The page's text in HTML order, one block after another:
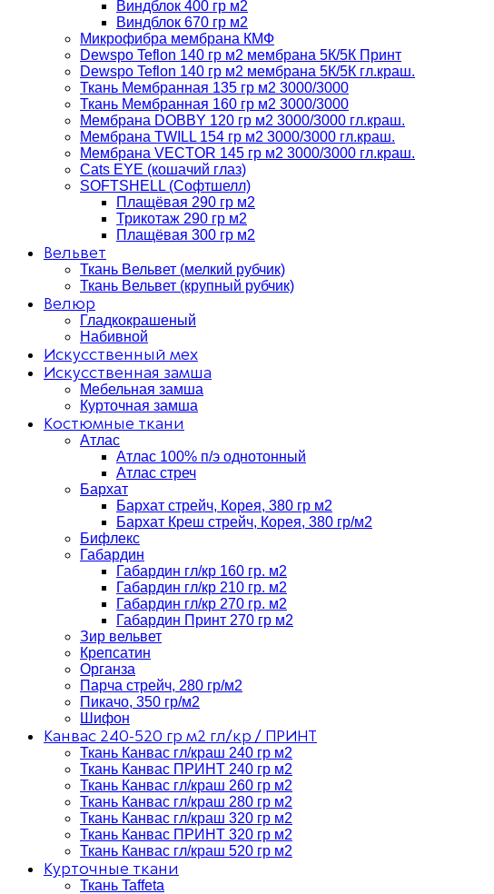
Виндблок 400 гр м2
Виндблок 670 гр м2
Микрофибра мембрана КМФ
Dewspo Teflon 140 гр м2 мембрана 5К/5К Принт
Dewspo Teflon 140 гр м2 мембрана 5К/5К гл.краш.
Ткань Мембранная 135 гр м2 3000/3000
Ткань Мембранная 160 гр м2 3000/3000
Мембрана DOBBY 120 гр м2 3000/3000 гл.краш.
Мембрана TWILL 154 гр м2 3000/3000 гл.краш.
Мембрана VECTOR 145 гр м2 3000/3000 гл.краш.
Cats EYE (кошачий глаз)
SOFTSHELL (Софтшелл)
Плащёвая 290 гр м2
Трикотаж 290 гр м2
Плащёвая 300 гр м2
Вельвет
Ткань Вельвет (мелкий рубчик)
Ткань Вельвет (крупный рубчик)
Велюр
Гладкокрашеный
Набивной
Искусственный мех
Искусственная замша
Мебельная замша
Курточная замша
Костюмные ткани
Атлас
Атлас 100% п/э однотонный
Атлас стреч
Бархат
Бархат стрейч, Корея, 380 гр м2
Бархат Креш стрейч, Корея, 380 гр/м2
Бифлекс
Габардин
Габардин гл/кр 160 гр. м2
Габардин гл/кр 210 гр. м2
Габардин гл/кр 270 гр. м2
Габардин Принт 270 гр м2
Зир вельвет
Крепсатин
Органза
Парча стрейч, 280 гр/м2
Пикачо, 350 гр/м2
Шифон
Канвас 240-520 гр м2 гл/кр / ПРИНТ
Ткань Канвас гл/краш 240 гр м2
Ткань Канвас ПРИНТ 240 гр м2
Ткань Канвас гл/краш 260 гр м2
Ткань Канвас гл/краш 280 гр м2
Ткань Канвас гл/краш 320 гр м2
Ткань Канвас ПРИНТ 320 гр м2
Ткань Канвас гл/краш 520 гр м2
Курточные ткани
Ткань Taffeta